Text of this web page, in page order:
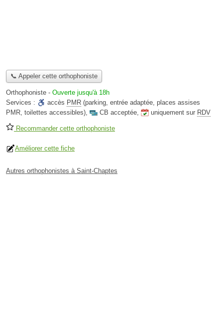
📞 Appeler cette orthophoniste
Orthophoniste - Ouverte jusqu'à 18h
Services :
accès PMR (parking, entrée adaptée, places assises
PMR, toilettes accessibles), CB acceptée, uniquement sur RDV
Recommander cette orthophoniste
Améliorer cette fiche
Autres orthophonistes à Saint-Chaptes